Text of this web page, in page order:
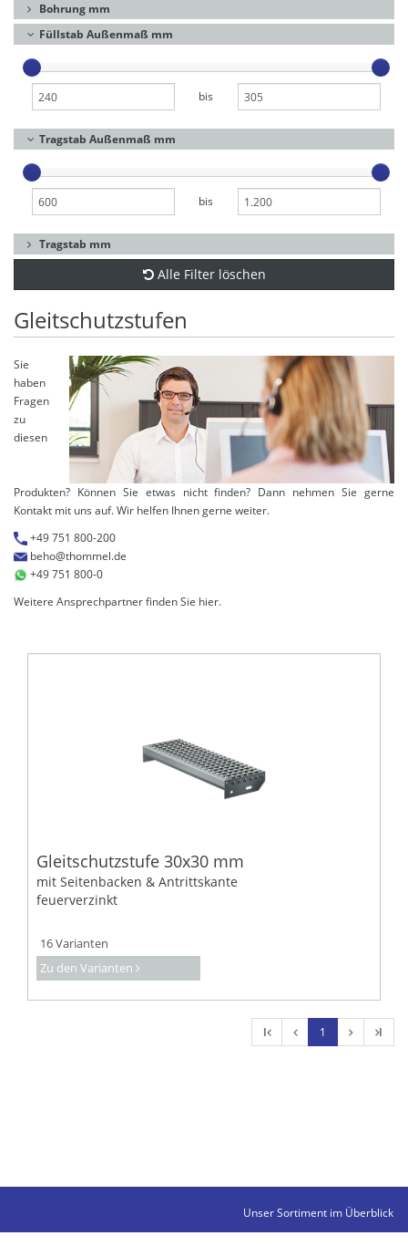
Bohrung mm
Füllstab Außenmaß mm
bis
Tragstab Außenmaß mm
bis
Tragstab mm
Alle Filter löschen
Gleitschutzstufen
Sie
haben
Fragen
zu
diesen
Produkten? Können Sie etwas nicht finden? Dann nehmen Sie gerne
Kontakt mit uns auf. Wir helfen Ihnen gerne weiter.
+49 751 800-200
beho@thommel.de
+49 751 800-0
Weitere Ansprechpartner finden Sie hier.
Gleitschutzstufe 30x30 mm
mit Seitenbacken & Antrittskante
feuerverzinkt
16 Varianten
Zu den Varianten
l 1 l
Unser Sortiment im Überblick